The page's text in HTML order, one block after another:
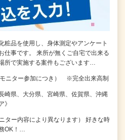
粧品を使用し、身体測定やアンケート
仕事です。 来所が無くご自宅で出来る
所で実施する案件もございます…
ニター参加につき） ※完全出来高制
崎県、大分県、宮崎県、佐賀県、沖縄
》
ター内容により異なります） 好きな時
OK！…